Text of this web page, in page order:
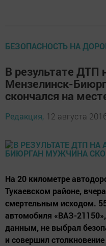
БЕЗОПАСНОСТЬ НА
В результате ДТП
Мензелинск-
скончался на
Редакция, 12 августа
На 20 километре
Тукаевском районе,
смертельным исходом.
автомобиля «ВАЗ-
данным, не выбрал
и совершил